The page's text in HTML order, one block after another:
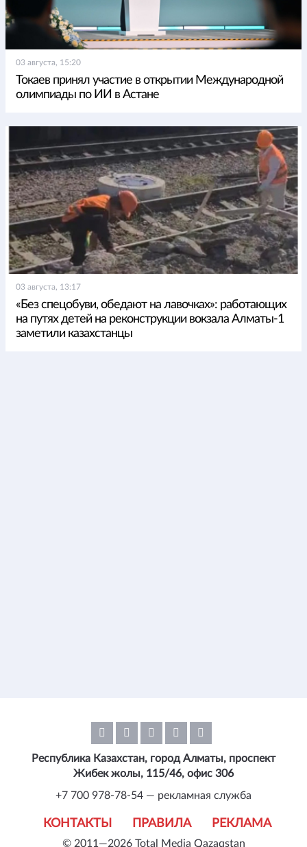
03 августа, 15:20
Токаев принял участие в открытии Международной
олимпиады по ИИ в Астане
03 августа, 13:17
«Без спецобуви, обедают на лавочках»: работающих
на путях детей на реконструкции вокзала Алматы-1
заметили казахстанцы
© 2011—2026 Total Media Qazaqstan
КОНТАКТЫ ПРАВИЛА РЕКЛАМА
Республика Казахстан, город Алматы, проспект
Жибек жолы, 115/46, офис 306
+7 700 978-78-54 — рекламная служба